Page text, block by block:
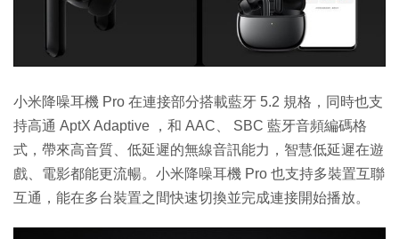
小米降噪耳機 Pro 在連接部分搭載藍牙 5.2 規格，同時也支
持高通 AptX Adaptive ，和 AAC、 SBC 藍牙音頻編碼格
式，帶來高音質、低延遲的無線音訊能力，智慧低延遲在遊
戲、電影都能更流暢。小米降噪耳機 Pro 也支持多裝置互聯
互通，能在多台裝置之間快速切換並完成連接開始播放。